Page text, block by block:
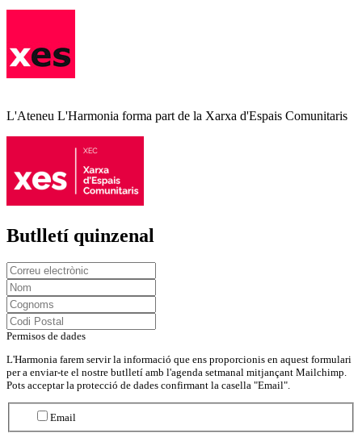
L'Ateneu L'Harmonia forma part de la Xarxa d'Espais Comunitaris
Butlletí quinzenal
Permisos de dades
L'Harmonia farem servir la informació que ens proporcionis en aquest formulari
per a enviar-te el nostre butlletí amb l'agenda setmanal mitjançant Mailchimp.
Pots acceptar la protecció de dades confirmant la casella "Email".
Email